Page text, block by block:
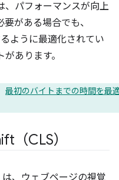
、パフォーマンスが向上
がある場合でも、
ように最適化されてい
あります。
最初のバイトまでの時間を最
（CLS）
は、ウェブページの視覚